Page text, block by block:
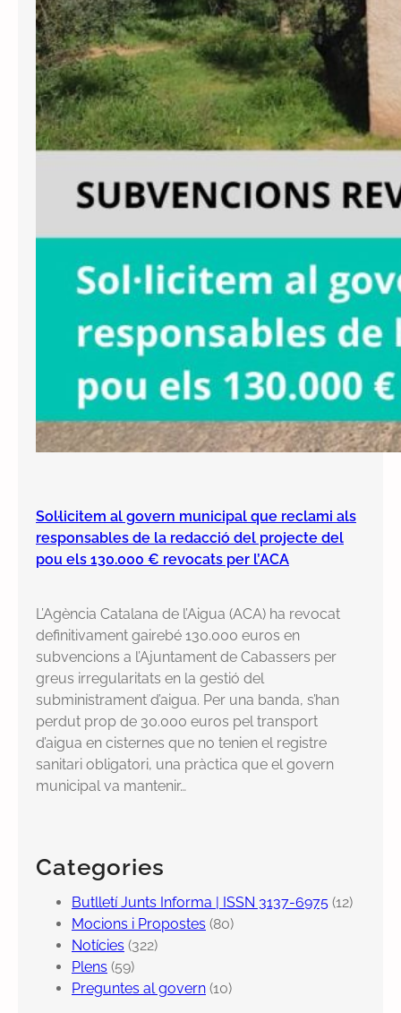
Sol·licitem al govern municipal que reclami als
responsables de la redacció del projecte del
pou els 130.000 € revocats per l’ACA
L’Agència Catalana de l’Aigua (ACA) ha revocat
definitivament gairebé 130.000 euros en
subvencions a l’Ajuntament de Cabassers per
greus irregularitats en la gestió del
subministrament d’aigua. Per una banda, s’han
perdut prop de 30.000 euros pel transport
d’aigua en cisternes que no tenien el registre
sanitari obligatori, una pràctica que el govern
municipal va mantenir…
Categories
Butlletí Junts Informa | ISSN 3137-6975 (12)
Mocions i Propostes (80)
Notícies (322)
Plens (59)
Preguntes al govern (10)